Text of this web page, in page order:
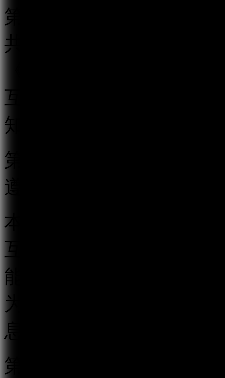
第一条 为规范互联网跟
共利益，保护公民、法
互联网信息办公室负责
知》，制定本规定。
第二条 在中华人民共和
遵守本规定。
本规定所称跟帖评论服
互动传播平台以及其他
能的传播平台，以发帖
为用户提供发表文字、
息的服务。
第三条 国家互联网信息